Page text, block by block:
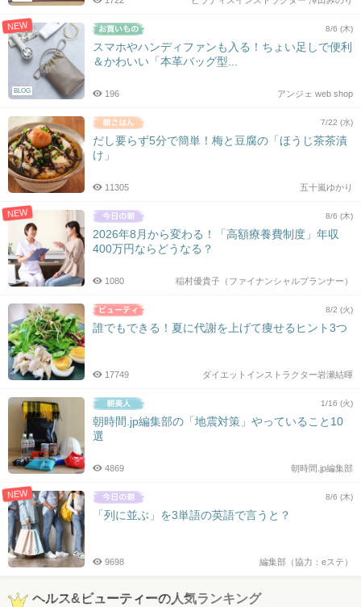
NEW
BLOG
8/6 (木)
スマホやハンディファンも入る！ちょい足しで便利
＆かわいい「本革バッグ型...
アンジェ web shop
196
7/22 (水)
だし要らず5分で簡単！梅と豆腐の「ほうじ茶茶漬
け」
五十嵐ゆかり
11305
NEW 8/6 (木)
2026年8月から変わる！「高額療養費制度」年収
400万円ならどうなる？
稲村優貴子（ファイナンシャルプランナー）
1080
8/2 (火)
誰でもできる！夏に代謝を上げて痩せるヒント3つ
ダイエットインストラクター岩瀬結暉
17749
1/16 (火)
朝時間.jp編集部の「地震対策」やっていること10
選
朝時間.jp編集部
4869
NEW 8/6 (木)
「列に並ぶ」を3単語の英語で言うと？
編集部（協力：eステ）
9698
ヘルス&ビューティーの人気ランキング